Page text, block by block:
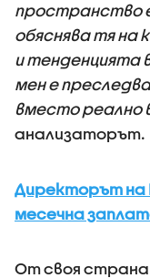
пространство
обяснява тя на
и тенденцията
мен е
вместо реално
анализаторът.
Директорът на
месечна
От своя страна